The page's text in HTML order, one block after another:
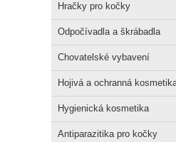
Hračky pro kočky
Odpočívadla a škrábadla
Chovatelské vybavení
Hojivá a ochranná
Hygienická kosmetika
Antiparazitika pro kočky